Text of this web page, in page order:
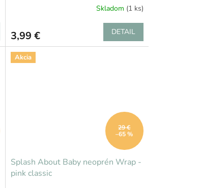
Skladom (1 ks)
3,99 € DETAIL
Akcia
29 €
–65 %
Splash About Baby neoprén Wrap -
pink classic